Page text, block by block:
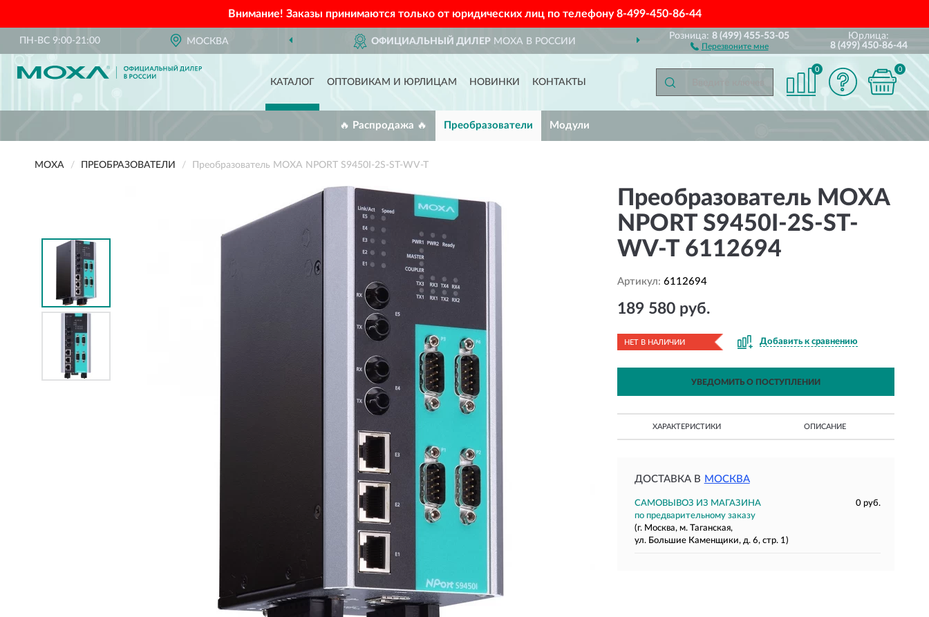
Внимание! Заказы принимаются только от юридических лиц по телефону8-499-450-86-44
ПН-ВС 9:00-21:00 МОСКВА ОФИЦИАЛЬНЫЙ ДИЛЕРMOXA В РОССИИ ДОСТАВИМ ПО ВСЕЙ РОССИИ
Розница:8 (499) 455-53-05
Перезвоните мне
Юрлица:
8 (499) 450-86-44
КАТАЛОГ ОПТОВИКАМ И ЮРЛИЦАМ НОВИНКИ КОНТАКТЫ
0 0
🔥 Распродажа 🔥 Преобразователи Модули
MOXA ПРЕОБРАЗОВАТЕЛИ Преобразователь MOXA NPORT S9450I-2S-ST-WV-T
Преобразователь MOXA
NPORT S9450I-2S-ST-
WV-T 6112694
Артикул: 6112694
189 580 руб.
НЕТ В НАЛИЧИИ Добавить к сравнению
УВЕДОМИТЬ О ПОСТУПЛЕНИИ
ХАРАКТЕРИСТИКИ ОПИСАНИЕ
ДОСТАВКА В МОСКВА
САМОВЫВОЗ ИЗ МАГАЗИНА
0 руб.
по предварительному заказу
(г. Москва, м. Таганская,
ул. Большие Каменщики, д. 6, стр. 1)